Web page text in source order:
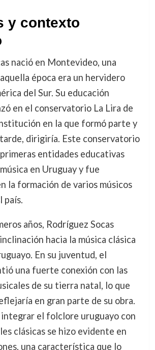
y contexto
nació en Montevideo, una
época era un hervidero
del Sur. Su educación
en el conservatorio La Lira de
en la que formó parte y
tarde, dirigiría. Este conservatorio
entidades educativas
en Uruguay y fue
la formación de varios músicos
país.
años, Rodríguez Socas
hacia la música clásica
En su juventud, el
una fuerte conexión con las
de su tierra natal, lo que
en gran parte de su obra.
el folclore uruguayo con
clásicas se hizo evidente en
una característica que lo